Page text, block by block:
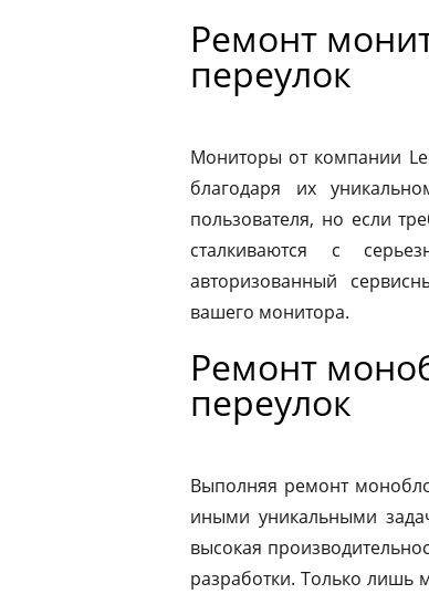
Ремонт
переулок
Мониторы от компании
благодаря их
пользователя, но если
сталкиваются с
авторизованный
вашего монитора.
Ремонт
переулок
Выполняя ремонт
иными уникальными
высокая
разработки. Только лишь